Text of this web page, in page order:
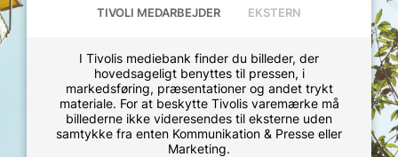
TIVOLI MEDARBEJDER EKSTERN
I Tivolis mediebank finder du billeder, der
hovedsageligt benyttes til pressen, i
markedsføring, præsentationer og andet trykt
materiale. For at beskytte Tivolis varemærke må
billederne ikke videresendes til eksterne uden
samtykke fra enten Kommunikation & Presse eller
Marketing.